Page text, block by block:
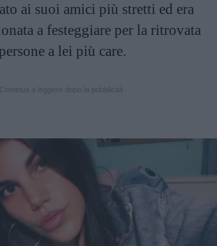
ai suoi amici più stretti ed era
a festeggiare per la ritrovata
a lei più care.